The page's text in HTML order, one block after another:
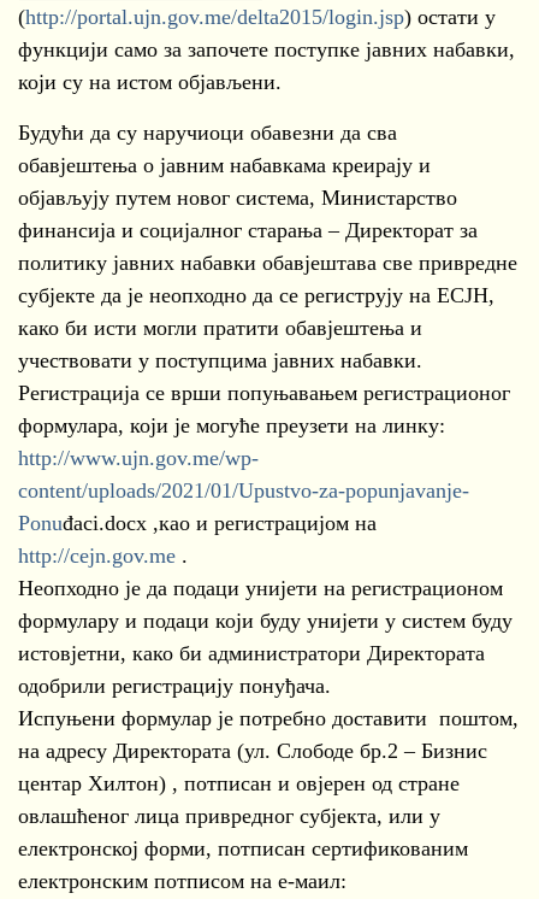
(http://portal.ujn.gov.me/delta2015/login.jsp) остати у
функцији само за започете поступке јавних набавки,
који су на истом објављени.
Будући да су наручиоци обавезни да сва
обавјештења о јавним набавкама креирају и
објављују путем новог система, Министарство
финансија и социјалног старања – Директорат за
политику јавних набавки обавјештава све привредне
субјекте да је неопходно да се региструју на ЕСЈН,
како би исти могли пратити обавјештења и
учествовати у поступцима јавних набавки.
Регистрација се врши попуњавањем регистрационог
формулара, који је могуће преузети на линку:
http://www.ujn.gov.me/wp-
content/uploads/2021/01/Upustvo-za-popunjavanje-
Ponuđaci.docx ,као и регистрацијом на
http://cejn.gov.me .
Неопходно је да подаци унијети на регистрационом
формулару и подаци који буду унијети у систем буду
истовјетни, како би администратори Директората
одобрили регистрацију понуђача.
Испуњени формулар је потребно доставити поштом,
на адресу Директората (ул. Слободе бр.2 – Бизнис
центар Хилтон) , потписан и овјерен од стране
овлашћеног лица привредног субјекта, или у
електронској форми, потписан сертификованим
електронским потписом на е-маил: